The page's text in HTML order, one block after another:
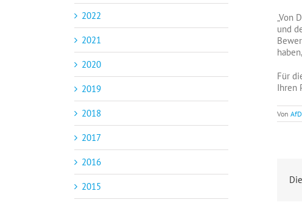
„Von
und
Für
Ihren
Von
2022
2021
2020
2019
2018
2017
2016
2015